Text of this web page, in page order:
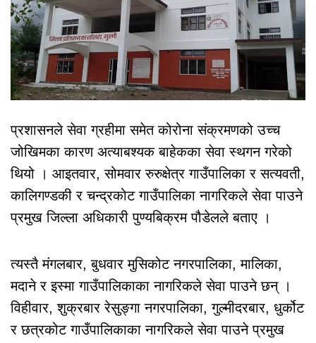
प्रशासनले सेवा ग्रहीमा समेत कोरोना संक्रमणको उच्च
जोखिमका कारण अत्याबश्यक बाहेकका सेवा स्थगन गरेको
थियो । आइतवार, सोमवार रुरुक्षेत्र गाउँपालिका र सत्यवती,
कालिगण्डकी र चन्द्रकोट गाउँपालिका नागरिकले सेवा पाउने
प्रमुख जिल्ला अधिकारी पुण्यबिक्रम पौडेलले बताए ।
त्यस्तै मंगलबार, बुधवार मुसिकोट नगरपालिका, मालिका,
मदाने र इस्मा गाउँपालिकाका नागरिकले सेवा पाउने छन् ।
विहीवार, शुक्रबार रेसुङ्गा नगरपालिका, गुल्मीदरबार, धुर्कोट
र छत्रकोट गाउँपालिकाका नागरिकले सेवा पाउने प्रमुख